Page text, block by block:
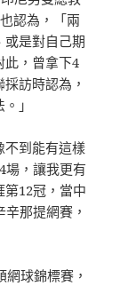
認為，「兩
或是對自己期
此，曾拿下4
訪時認為，
」
不到能有這樣
場，讓我更有
12冠，當中
那提網賽，
球錦標賽，